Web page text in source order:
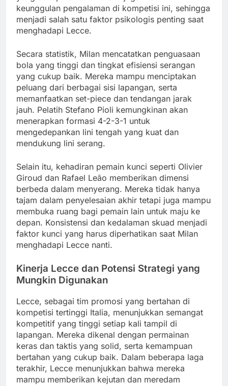
keunggulan pengalaman di kompetisi ini, sehingga
menjadi salah satu faktor psikologis penting saat
menghadapi Lecce.
Secara statistik, Milan mencatatkan penguasaan
bola yang tinggi dan tingkat efisiensi serangan
yang cukup baik. Mereka mampu menciptakan
peluang dari berbagai sisi lapangan, serta
memanfaatkan set-piece dan tendangan jarak
jauh. Pelatih Stefano Pioli kemungkinan akan
menerapkan formasi 4-2-3-1 untuk
mengedepankan lini tengah yang kuat dan
mendukung lini serang.
Selain itu, kehadiran pemain kunci seperti Olivier
Giroud dan Rafael Leão memberikan dimensi
berbeda dalam menyerang. Mereka tidak hanya
tajam dalam penyelesaian akhir tetapi juga mampu
membuka ruang bagi pemain lain untuk maju ke
depan. Konsistensi dan kedalaman skuad menjadi
faktor kunci yang harus diperhatikan saat Milan
menghadapi Lecce nanti.
Kinerja Lecce dan Potensi Strategi yang
Mungkin Digunakan
Lecce, sebagai tim promosi yang bertahan di
kompetisi tertinggi Italia, menunjukkan semangat
kompetitif yang tinggi setiap kali tampil di
lapangan. Mereka dikenal dengan permainan
keras dan taktis yang solid, serta kemampuan
bertahan yang cukup baik. Dalam beberapa laga
terakhir, Lecce menunjukkan bahwa mereka
mampu memberikan kejutan dan meredam